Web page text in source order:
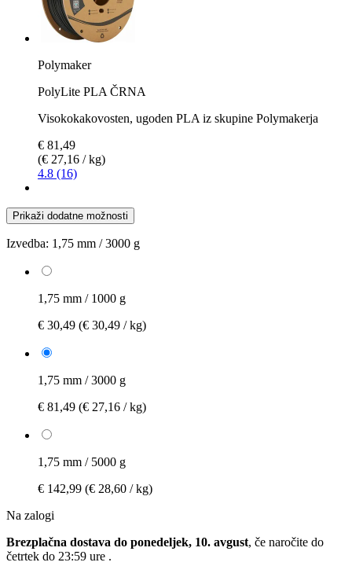
Polymaker
PolyLite PLA ČRNA
Visokokakovosten, ugoden PLA iz skupine Polymakerja
€ 81,49
(€ 27,16 / kg)
4.8 (16)
Prikaži dodatne možnosti
Izvedba: 1,75 mm / 3000 g
1,75 mm / 1000 g
€ 30,49 (€ 30,49 / kg)
1,75 mm / 3000 g
€ 81,49 (€ 27,16 / kg)
1,75 mm / 5000 g
€ 142,99 (€ 28,60 / kg)
Na zalogi
Brezplačna dostava do ponedeljek, 10. avgust, če naročite do
četrtek do 23:59 ure .